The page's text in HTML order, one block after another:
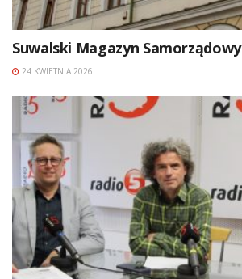
Suwalski Magazyn Samorządowy
24 KWIETNIA 2026